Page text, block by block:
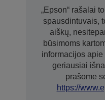
„Epson“ rašalai
spausdintuvais,
aiškų,
būsimoms
informacijos
geriausiai
prašome
https://